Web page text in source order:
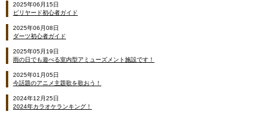
2025年06月15日
ビリヤード初心者ガイド
2025年06月08日
ダーツ初心者ガイド
2025年05月19日
雨の日でも遊べる室内型アミューズメント施設です！
2025年01月05日
今話題のアニメ主題歌を歌おう！
2024年12月25日
2024年カラオケランキング！